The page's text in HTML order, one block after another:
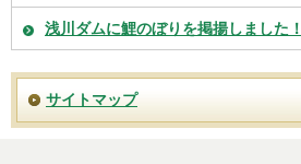
浅川ダムに鯉のぼりを掲揚しました！
サイトマップ